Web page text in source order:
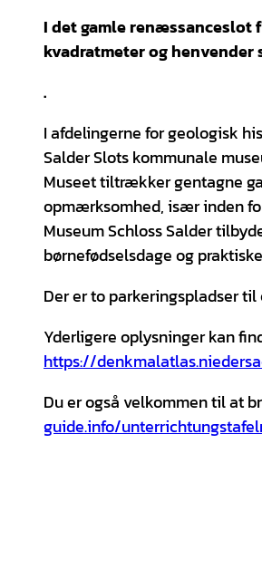
I det gamle renæssanceslot
kvadratmeter og
.
I afdelingerne for geologisk
Salder Slots kommunale
Museet tiltrækker gentagne
opmærksomhed, især inden
Museum Schloss Salder
børnefødselsdage og
Der er to parkeringspladser
Yderligere oplysninger kan
https://
Du er også velkommen til at
guide.info/